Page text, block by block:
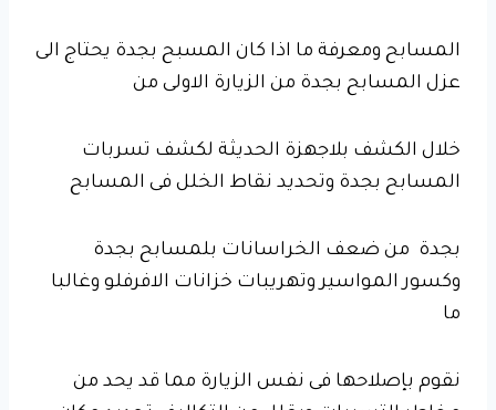
المسابح ومعرفة ما اذا كان المسبح بجدة يحتاج الى
عزل المسابح بجدة من الزيارة الاولى من
خلال الكشف بلاجهزة الحديثة لكشف تسربات
المسابح بجدة وتحديد نقاط الخلل فى المسابح
بجدة من ضعف الخراسانات بلمسابح بجدة
وكسور المواسير وتهريبات خزانات الافرفلو وغالبا
ما
نقوم بإصلاحها فى نفس الزيارة مما قد يحد من